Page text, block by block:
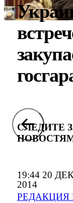
19:44 20
2014
РЕДАКЦИЯ
СЛЕДИТЕ